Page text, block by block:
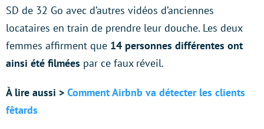
SD de 32 Go avec d’autres vidéos d’anciennes
locataires en train de prendre leur douche. Les deux
femmes affirment que 14 personnes différentes ont
ainsi été filmées par ce faux réveil.
À lire aussi > Comment Airbnb va détecter les clients
fêtards